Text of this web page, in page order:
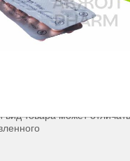
товара может